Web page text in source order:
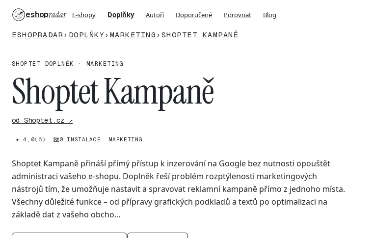
eshopradar E-shopy Doplňky Autoři Doporučené Porovnat Blog
ESHOPRADAR › DOPLŇKY › MARKETING › SHOPTET KAMPANĚ
SHOPTET DOPLNĚK · MARKETING
Shoptet Kampaně
od Shoptet.cz ↗
★ 4,0(6) 0 INSTALACE MARKETING
Shoptet Kampaně přináší přímý přístup k inzerování na Google bez nutnosti opouštět
administraci vašeho e-shopu. Doplněk řeší problém rozptýlenosti marketingových
nástrojů tím, že umožňuje nastavit a spravovat reklamní kampaně přímo z jednoho místa.
Všechny důležité funkce – od přípravy grafických podkladů a textů po optimalizaci na
základě dat z vašeho obcho...